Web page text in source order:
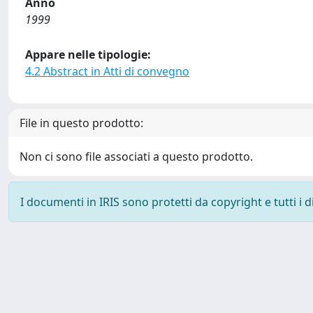
1999
Appare nelle tipologie:
4.2 Abstract in Atti di convegno
File in questo prodotto:
Non ci sono file associati a questo prodotto.
I documenti in IRIS sono protetti da copyright e tutti i